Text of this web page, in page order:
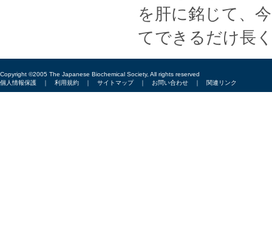
を肝に銘じて、
てできるだけ長
Copyright ©2005 The Japanese Biochemical Society, All rights reserved
個人情報保護 ｜ 利用規約 ｜ サイトマップ｜ お問い合わせ ｜ 関連リンク